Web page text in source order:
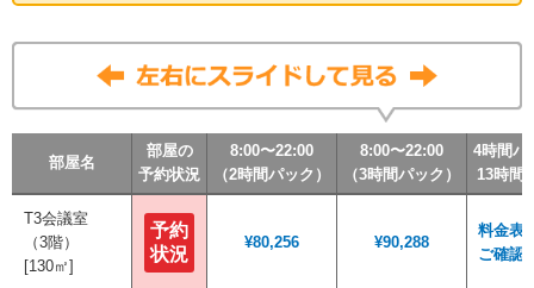
部屋名
部屋の
予約状況
8:00〜22:00
（2時間パック）
8:00〜22:00
（3時間パック）
4時間パ
13時間
部屋名
部屋の
予約状況
8:00〜22:00
（2時間パック）
8:00〜22:00
（3時間パック）
4時間パ
13時間
部屋名
部屋の
予約状況
8:00〜22:00
（2時間パック）
8:00〜22:00
（3時間パック）
4時間パ
13時間
T3会議室
（3階）
[130㎡]
予約
状況
¥80,256 ¥90,288
料金表
ご確認
部屋名
部屋の
予約状況
8:00〜22:00
（2時間パック）
8:00〜22:00
（3時間パック）
4時間パ
13時間
T3会議室
（3階）
[130㎡]
予約
状況
¥80,256 ¥90,288
料金表
ご確認